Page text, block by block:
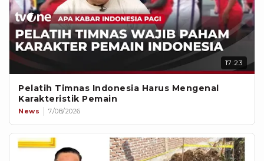
17:23
Pelatih Timnas Indonesia Harus Mengenal
Karakteristik Pemain
News 7/08/2026